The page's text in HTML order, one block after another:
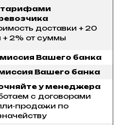
тарифами
доставки + 20
+ 2% от суммы
Вашего банка
Вашего банка
у менеджера
с договорами
продажи по